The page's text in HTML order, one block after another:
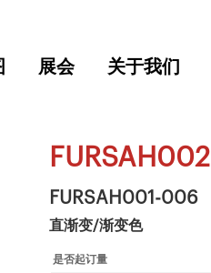
展会 关于我们
FURSAH002
FURSAH001-006
直渐变/渐变色
是否起订量